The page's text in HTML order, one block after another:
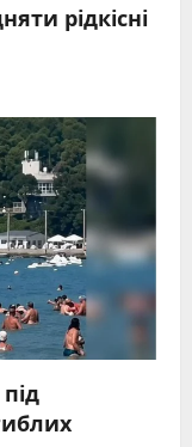
рідкісні